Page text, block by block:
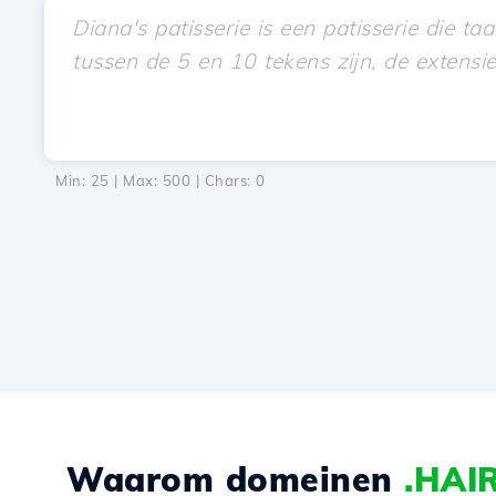
Min: 25 | Max: 500 | Chars: 0
Waarom domeinen